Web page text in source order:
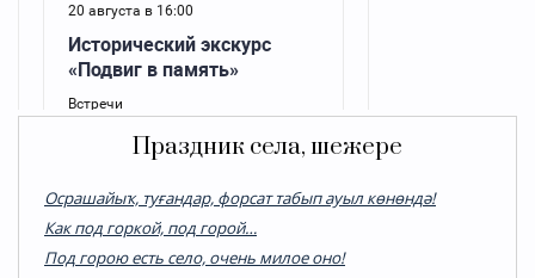
Праздник села, шежере
Осрашайыҡ, туғандар, форсат табып ауыл көнөндә!
Как под горкой, под горой…
Под горою есть село, очень милое оно!